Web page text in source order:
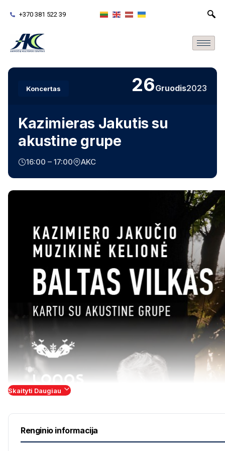
+370 381 522 39
Koncertas 26Gruodis2023
Kazimieras Jakutis su
akustine grupe
16:00 – 17:00 AKC
Skaityti Daugiau
Renginio informacija